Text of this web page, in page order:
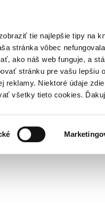
tie najlepšie tipy na
stránka vôbec
ako náš web funguje, a
stránku pre vašu lepšiu
reklamy. Niektoré údaje
všetky tieto cookies.